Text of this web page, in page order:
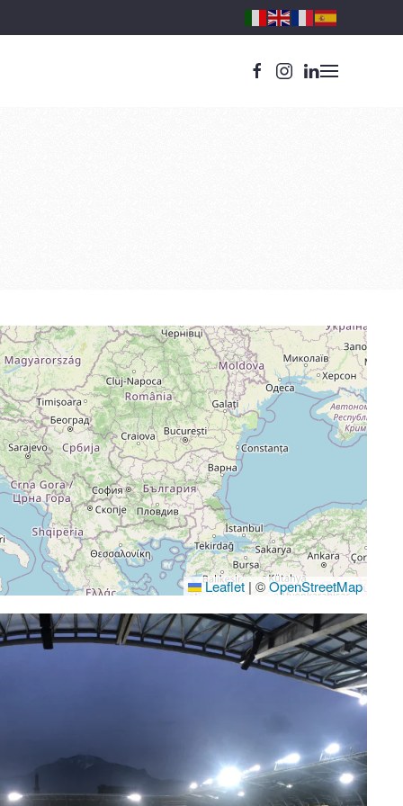
Leaflet | ©OpenStreetMap